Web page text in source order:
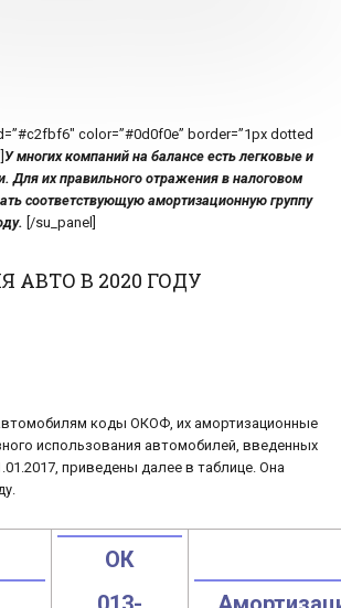
color=”#0d0f0e” border=”1px dotted
У многих компаний на балансе есть легковые и
Для их правильного отражения в налоговом
соответствующую амортизационную группу
[/su_panel]
АВТО В 2020 ГОДУ
коды ОКОФ, их амортизационные
использования автомобилей, введенных
приведены далее в таблице. Она
ОК